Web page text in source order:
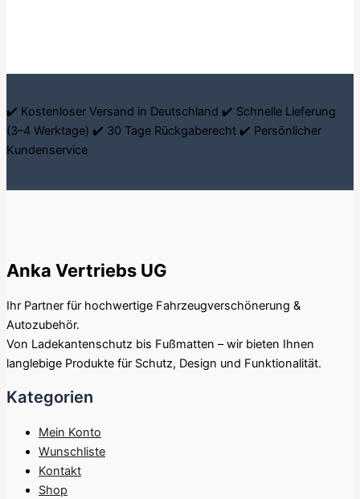
✔️ Kostenloser Versand in Deutschland ✔️ Schnelle Lieferung
(3–4 Werktage) ✔️ 30 Tage Rückgaberecht ✔️ Persönlicher
Kundenservice
Anka Vertriebs UG
Ihr Partner für hochwertige Fahrzeugverschönerung &
Autozubehör.
Von Ladekantenschutz bis Fußmatten – wir bieten Ihnen
langlebige Produkte für Schutz, Design und Funktionalität.
Kategorien
Mein Konto
Wunschliste
Kontakt
Shop